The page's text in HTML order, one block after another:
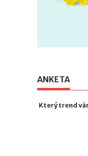
ANKETA
Který trend